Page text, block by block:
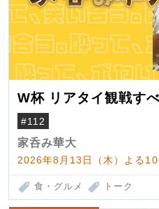
W杯 リアタイ観戦す
#112
家呑み華大
2026年8月13日（木）よる
食・グルメ トーク